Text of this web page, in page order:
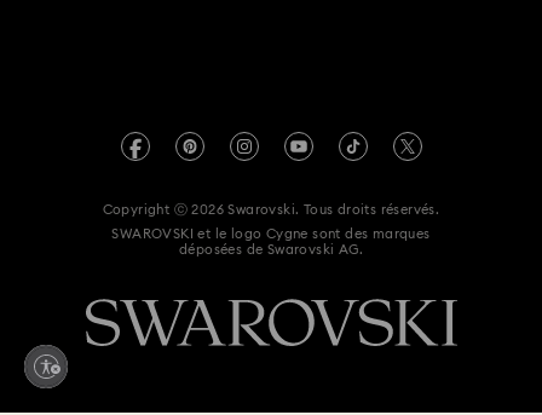
Réservez un rendez-vous
Code of Conduct & Policies
Informations sur REACH
Déclaration d'accessibilité
données
Supply Chains Reporting
Copyright ⓒ 2026 Swarovski. Tous droits réservés.
SWAROVSKI et le logo Cygne sont des marques
déposées de Swarovski AG.